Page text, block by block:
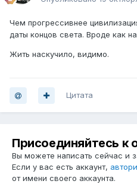
Чем прогрессивнее
даты концов света. Вроде как
Жить наскучило, видимо.
Цитата
Присоединяйтесь к
Вы можете написать сейчас и
Если у вас есть аккаунт,
от имени своего аккаунта.